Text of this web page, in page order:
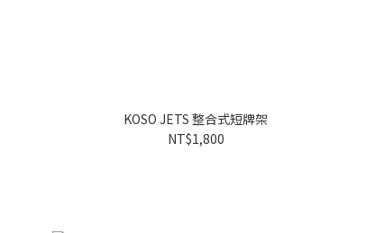
KOSO JETS 整合式短牌架
NT$1,800